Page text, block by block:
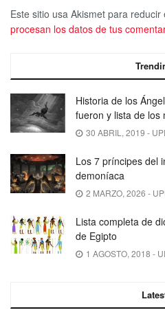
Este sitio usa Akismet para reducir
procesan los datos de tus
Historia de los
fueron y lista de los
30 ABRIL, 2019 -
Los 7 príncipes del
demoníaca
2 MARZO, 2026 -
Lista completa de
de Egipto
1 AGOSTO, 2018 -